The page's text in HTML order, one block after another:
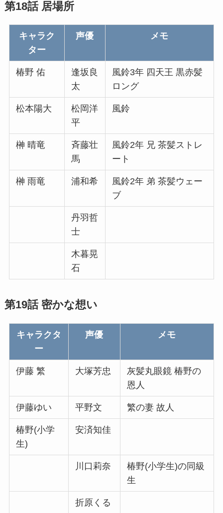
第18話 居場所
キャラク
ター
声優 メモ
椿野 佑
逢坂良
太
風鈴3年 四天王 黒赤髪
ロング
松本陽大
松岡洋
平
風鈴
榊 晴竜
斉藤壮
馬
風鈴2年 兄 茶髪ストレ
ート
榊 雨竜 浦和希
風鈴2年 弟 茶髪ウェー
ブ
丹羽哲
士
木暮晃
石
第19話 密かな想い
キャラクタ
ー
声優 メモ
伊藤 繁 大塚芳忠
灰髪丸眼鏡 椿野の
恩人
伊藤ゆい 平野文 繁の妻 故人
椿野(小学
生)
安済知佳
川口莉奈
椿野(小学生)の同級
生
折原くる